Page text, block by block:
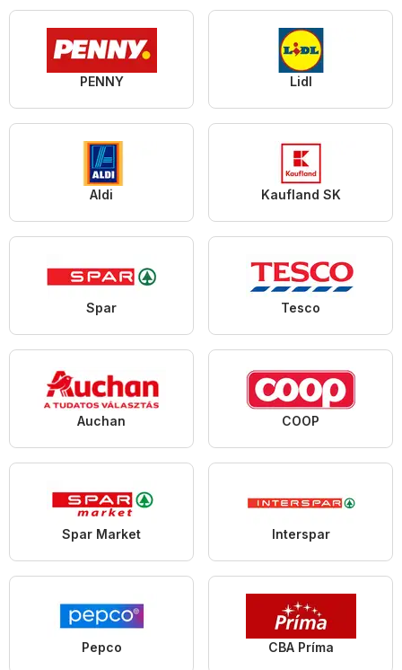
PENNY Lidl
Aldi Kaufland SK
Spar Tesco
Auchan COOP
Spar Market Interspar
Pepco CBA Príma